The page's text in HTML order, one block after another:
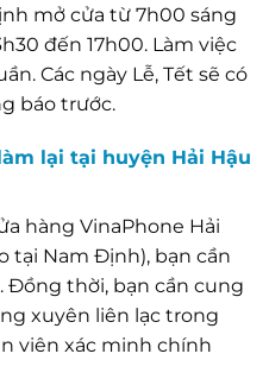
mở cửa từ 7h00 sáng
đến 17h00. Làm việc
Các ngày Lễ, Tết sẽ có
báo trước.
lại tại huyện Hải Hậu
hàng VinaPhone Hải
tại Nam Định), bạn cần
Đồng thời, bạn cần cung
xuyên liên lạc trong
viên xác minh chính